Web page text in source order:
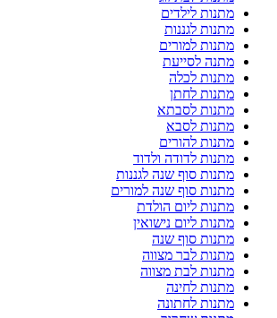
מתנות לילדים
מתנות לגננות
מתנות למורים
מתנה לסייעת
מתנות לכלה
מתנות לחתן
מתנות לסבתא
מתנות לסבא
מתנות להורים
מתנות לדודה ולדוד
מתנות סוף שנה לגננות
מתנות סוף שנה למורים
מתנות ליום הולדת
מתנות ליום נישואין
מתנות סוף שנה
מתנות לבר מצווה
מתנות לבת מצווה
מתנות לחינה
מתנות לחתונה